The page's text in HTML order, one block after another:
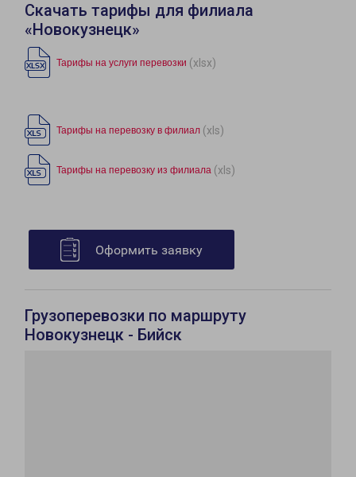
Скачать тарифы для филиала
«Новокузнецк»
Тарифы на услуги перевозки (xlsx)
Тарифы на перевозку в филиал (xls)
Тарифы на перевозку из филиала (xls)
Оформить заявку
Грузоперевозки по маршруту
Новокузнецк - Бийск